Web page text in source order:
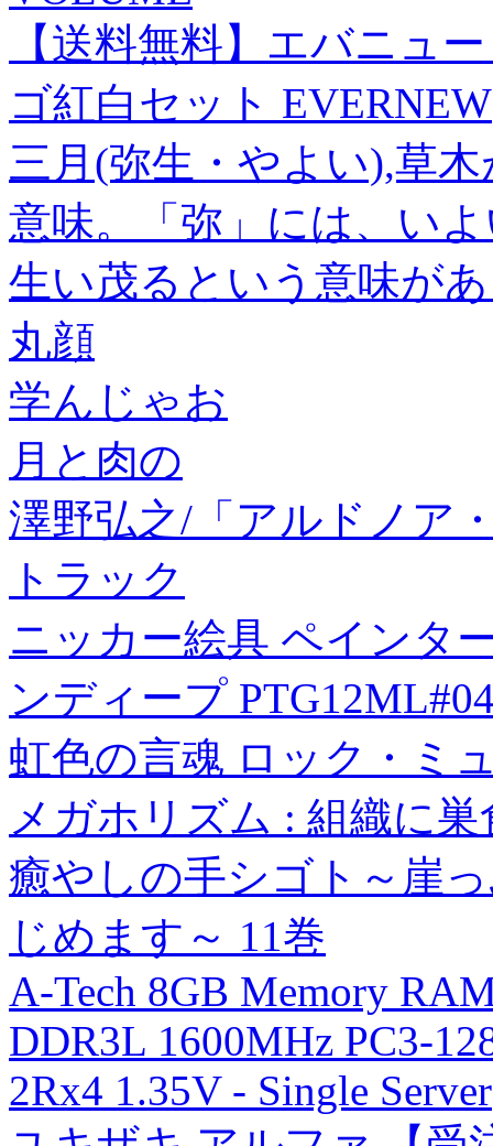
【送料無料】エバニュ
ゴ紅白セット EVERNEW
三月(弥生・やよい),草
意味。「弥」には、い
生い茂るという意味が
丸顔
学んじゃお
月と肉の
澤野弘之/「アルドノア
トラック
ニッカー絵具 ペインタ
ンディープ
虹色の言魂 ロック・ミ
メガホリズム : 組織に
癒やしの手シゴト～崖
じめます～ 11巻
A-Tech 8GB Memory
DDR3L 1600MHz PC3-
2Rx4 1.35V - Single Server